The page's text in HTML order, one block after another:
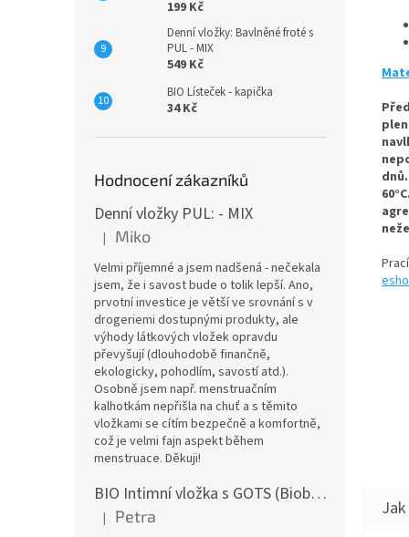
199 Kč
Denní vložky: Bavlněné froté s
PUL - MIX
549 Kč
BIO Lísteček - kapička
34 Kč
Hodnocení zákazníků
Denní vložky PUL: - MIX
Hodnocení produktu je 5 z 5 hvězdiček.
| Miko
Velmi příjemné a jsem nadšená - nečekala
jsem, že i savost bude o tolik lepší. Ano,
prvotní investice je větší ve srovnání s v
drogeriemi dostupnými produkty, ale
výhody látkových vložek opravdu
převyšují (dlouhodobě finančně,
ekologicky, pohodlím, savostí atd.).
Osobně jsem např. menstruačním
kalhotkám nepřišla na chuť a s těmito
vložkami se cítím bezpečně a komfortně,
což je velmi fajn aspekt během
menstruace. Děkuji!
BIO Intimní vložka s GOTS (Biobavlněný úplet) - Malované pivoňky v hořčicové
Hodnocení produktu je 5 z 5 hvězdiček.
| Petra
dnů.
n